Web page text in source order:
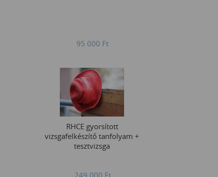
95 000 Ft
RHCE gyorsított
vizsgafelkészítő tanfolyam +
tesztvizsga
249 000 Ft